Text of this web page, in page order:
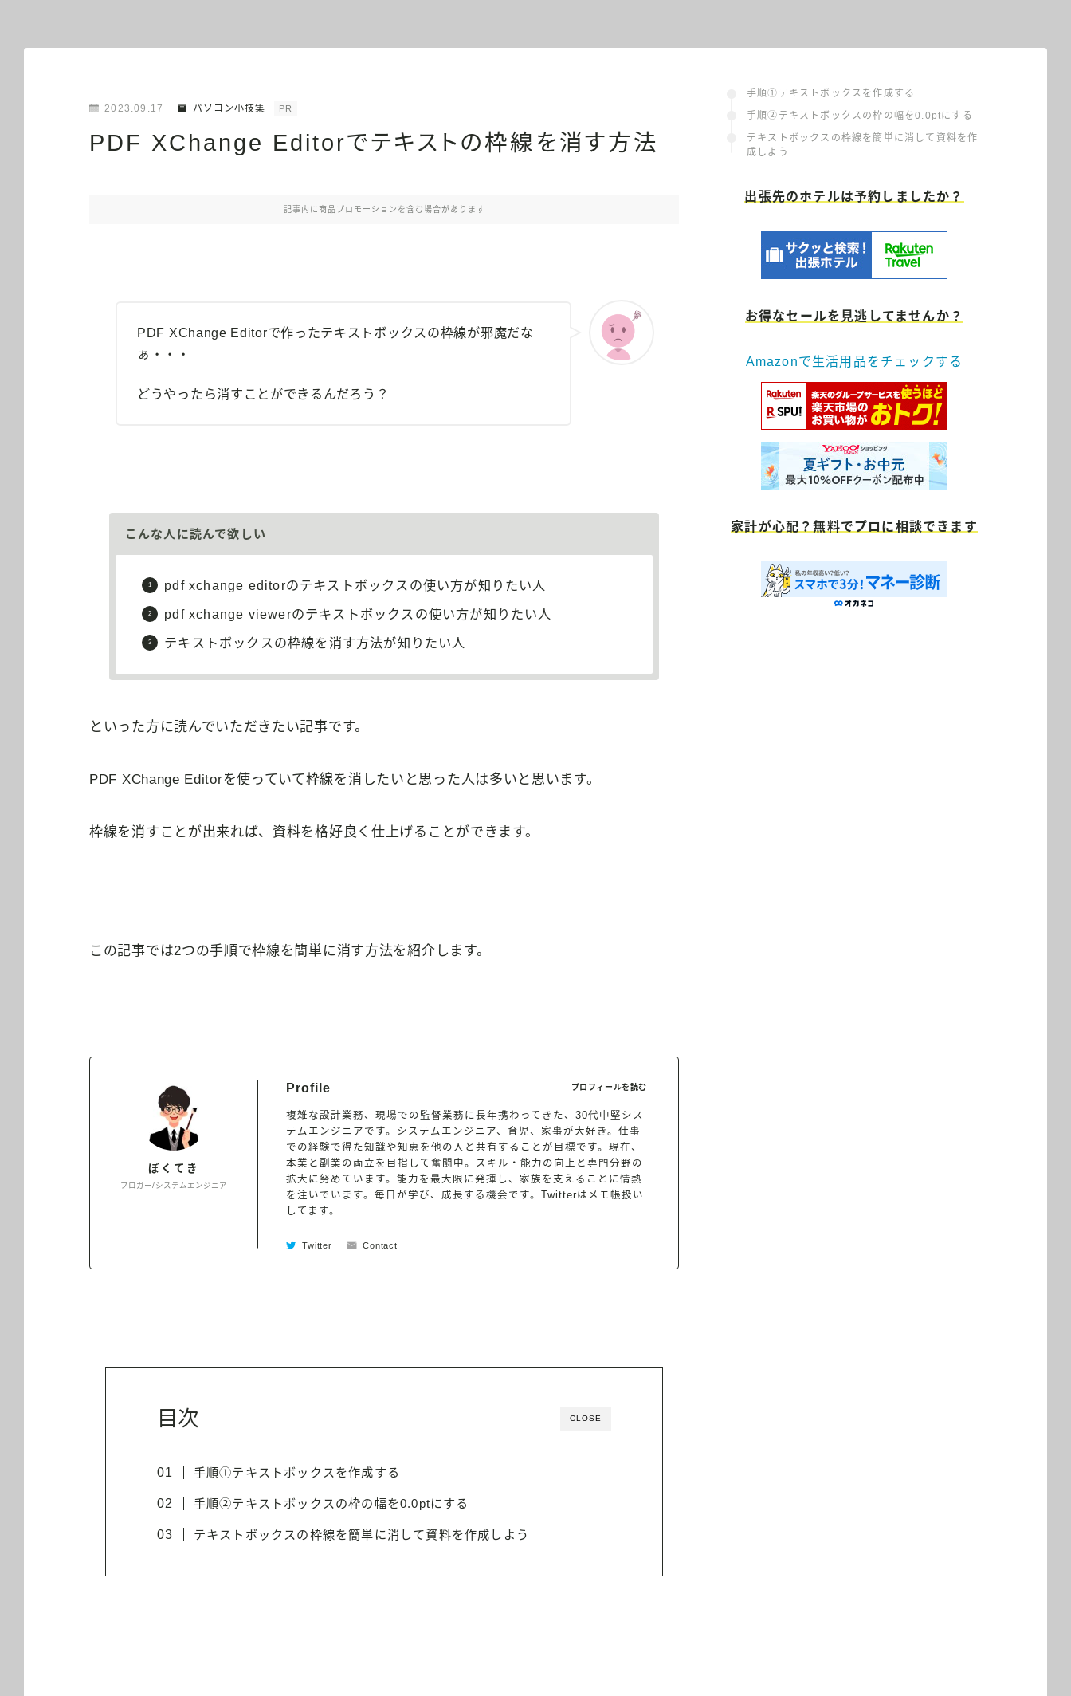
2023.09.17 パソコン小技集 PR
PDF XChange Editorでテキストの枠線を消す方法
記事内に商品プロモーションを含む場合があります
PDF XChange Editorで作ったテキストボックスの枠線が邪魔だな
ぁ・・・
どうやったら消すことができるんだろう？
こんな人に読んで欲しい
pdf xchange editorのテキストボックスの使い方が知りたい人
pdf xchange viewerのテキストボックスの使い方が知りたい人
テキストボックスの枠線を消す方法が知りたい人
といった方に読んでいただきたい記事です。
PDF XChange Editorを使っていて枠線を消したいと思った人は多いと思います。
枠線を消すことが出来れば、資料を格好良く仕上げることができます。
この記事では2つの手順で枠線を簡単に消す方法を紹介します。
ぼくてき
ブロガー/システムエンジニア
Profile
複雑な設計業務、現場での監督業務に長年携わってきた、30代中堅シス
テムエンジニアです。システムエンジニア、育児、家事が大好き。仕事
での経験で得た知識や知恵を他の人と共有することが目標です。現在、
本業と副業の両立を目指して奮闘中。スキル・能力の向上と専門分野の
拡大に努めています。能力を最大限に発揮し、家族を支えることに情熱
を注いでいます。毎日が学び、成長する機会です。Twitterはメモ帳扱い
してます。
プロフィールを読む
Twitter Contact
CLOSE
目次
手順①テキストボックスを作成する
手順②テキストボックスの枠の幅を0.0ptにする
テキストボックスの枠線を簡単に消して資料を作成しよう
手順①テキストボックスを作成する
手順②テキストボックスの枠の幅を0.0ptにする
テキストボックスの枠線を簡単に消して資料を作
成しよう
出張先のホテルは予約しましたか？
お得なセールを見逃してませんか？
Amazonで生活用品をチェックする
家計が心配？無料でプロに相談できます